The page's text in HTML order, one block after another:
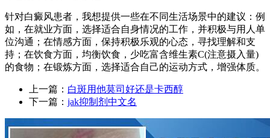
针对白癜风患者，我想提供一些在不同生活场景中的建议：例
如，在就业方面，选择适合自身情况的工作，并积极与用人单
位沟通；在情感方面，保持积极乐观的心态，寻找理解和支
持；在饮食方面，均衡饮食，少吃富含维生素C(注意摄入量)
的食物；在锻炼方面，选择适合自己的运动方式，增强体质。
上一篇： 白斑用他莫司好还是卡西醇
下一篇： jak抑制剂中文名